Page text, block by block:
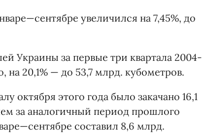
увеличился на 7,45%, до
Украины за первые три квартала 2004-
20,1% — до 53,7 млрд. кубометров.
октября этого года было закачано 16,1
за аналогичный период прошлого
составил 8,6 млрд.